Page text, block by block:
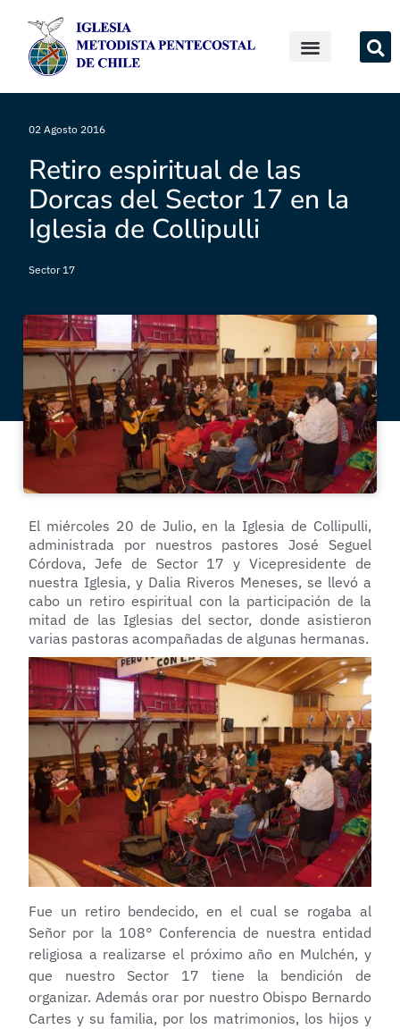
02 Agosto 2016
Retiro espiritual de las
Dorcas del Sector 17 en la
Iglesia de Collipulli
Sector 17
El miércoles 20 de Julio, en la Iglesia de Collipulli,
administrada por nuestros pastores José Seguel
Córdova, Jefe de Sector 17 y Vicepresidente de
nuestra Iglesia, y Dalia Riveros Meneses, se llevó a
cabo un retiro espiritual con la participación de la
mitad de las Iglesias del sector, donde asistieron
varias pastoras acompañadas de algunas hermanas.
Fue un retiro bendecido, en el cual se rogaba al
Señor por la 108° Conferencia de nuestra entidad
religiosa a realizarse el próximo año en Mulchén, y
que nuestro Sector 17 tiene la bendición de
organizar. Además orar por nuestro Obispo Bernardo
Cartes y su familia, por los matrimonios, los hijos y